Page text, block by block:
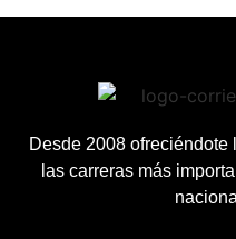
Desde 2008 ofreciéndote
las carreras más